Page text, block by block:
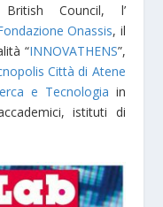
Council, l’
Onassis, il
“INNOVATHENS”,
Città di Atene
e Tecnologia in
istituti di